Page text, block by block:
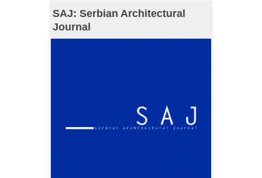
SAJ: Serbian Architectural
Journal